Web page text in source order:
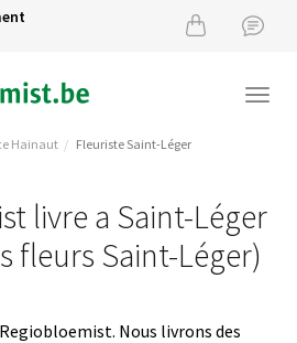
Hainaut Fleuriste Saint-Léger
livre a Saint-Léger
fleurs Saint-Léger)
Nous livrons des